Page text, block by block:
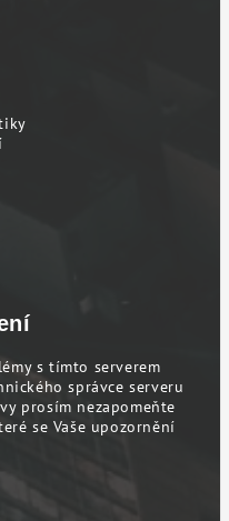
s tímto serverem
správce serveru
prosím nezapomeňte
se Vaše upozornění